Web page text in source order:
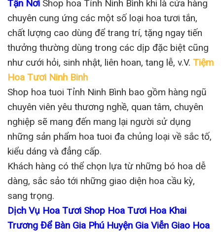
Tận Nơi Shop hoa Tỉnh Ninh Bình khi là cửa hàng
chuyên cung ứng các một số loại hoa tươi tắn,
chất lượng cao dùng để trang trí, tặng ngay tiến
thưởng thường dùng trong các dịp đặc biệt cũng
như cưới hỏi, sinh nhật, liên hoan, tang lễ, v.V. Tiệm
Hoa Tươi Ninh Binh
Shop hoa tuoi Tỉnh Ninh Bình bao gồm hàng ngũ
chuyên viên yêu thương nghề, quan tâm, chuyên
nghiệp sẽ mang đến mang lại người sử dụng
những sản phẩm hoa tuoi đa chủng loại về sắc tố,
kiểu dáng và đẳng cấp.
Khách hàng có thể chọn lựa từ những bó hoa dễ
dàng, sắc sảo tới những giao diện hoa cầu kỳ,
sang trọng.
Dịch Vụ Hoa Tươi Shop Hoa Tươi Hoa Khai
Trương Để Bàn Gia Phú Huyện Gia Viễn Giao Hoa